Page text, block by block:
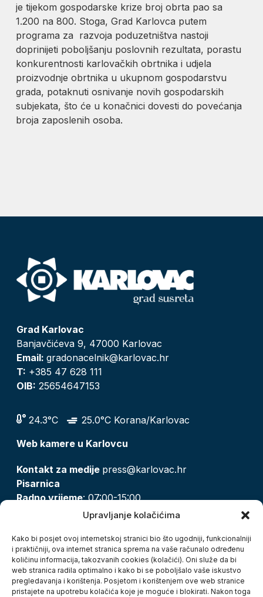
Upravljanje kolačićima
Kako bi posjet ovoj internetskoj stranici bio što ugodniji, funkcionalniji
i praktičniji, ova internet stranica sprema na vaše računalo određenu
količinu informacija, takozvanih cookies (kolačići). Oni služe da bi
web stranica radila optimalno i kako bi se poboljšalo vaše iskustvo
pregledavanja i korištenja. Posjetom i korištenjem ove web stranice
pristajete na upotrebu kolačića koje je moguće i blokirati. Nakon toga
je tijekom gospodarske krize broj obrta pao sa
1.200 na 800. Stoga, Grad Karlovca putem
programa za razvoja poduzetništva nastoji
doprinijeti poboljšanju poslovnih rezultata, porastu
konkurentnosti karlovačkih obrtnika i udjela
proizvodnje obrtnika u ukupnom gospodarstvu
grada, potaknuti osnivanje novih gospodarskih
subjekata, što će u konačnici dovesti do povećanja
broja zaposlenih osoba.
Grad Karlovac
Banjavčićeva 9, 47000 Karlovac
Email: gradonacelnik@karlovac.hr
T: +385 47 628 111
OIB: 25654647153
24.3°C
25.0°C Korana/Karlovac
Web kamere u Karlovcu
Kontakt za medije press@karlovac.hr
Pisarnica
Radno vrijeme: 07:00-15:00
pisarnica@karlovac.hr
Zaštita osobnih podataka
Pristup informacijama